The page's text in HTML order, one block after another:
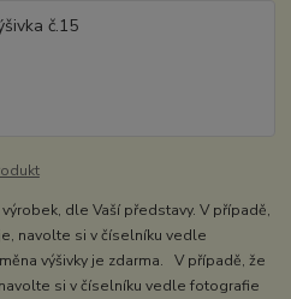
dle Vaší představy. V případě,
navolte si v číselníku vedle
výšivky je zdarma. V případě, že
si v číselníku vedle fotografie